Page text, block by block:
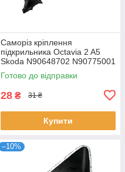
Саморіз кріплення
підкрильника Octavia 2 A5
Skoda N90648702 N90775001
Готово до відправки
28 ₴ 31 ₴
Купити
–10%